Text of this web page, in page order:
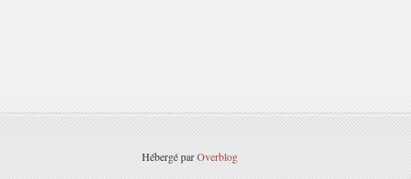
Hébergé parOverblog